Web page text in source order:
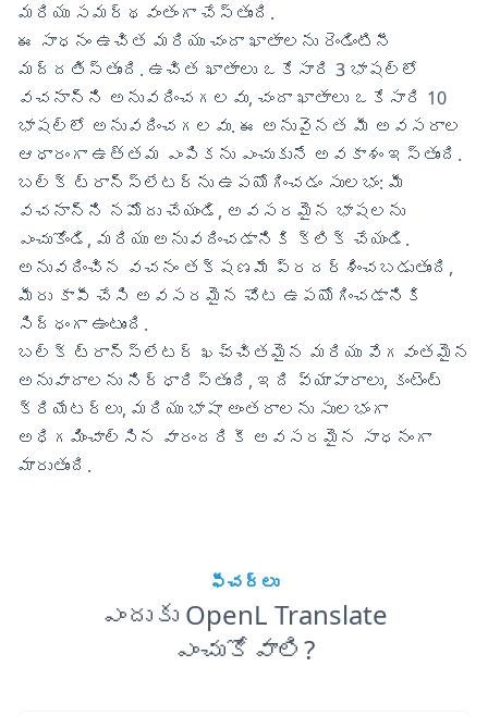
మరియు సమర్థవంతంగా చేస్తుంది.
ఈ సాధనం ఉచిత మరియు చందా ఖాతాలను రెండింటినీ
మద్దతిస్తుంది. ఉచిత ఖాతాలు ఒకేసారి 3 భాషల్లో
వచనాన్ని అనువదించగలవు, చందా ఖాతాలు ఒకేసారి 10
భాషల్లో అనువదించగలవు. ఈ అనువైనత మీ అవసరాల
ఆధారంగా ఉత్తమ ఎంపికను ఎంచుకునే అవకాశం ఇస్తుంది.
బల్క్ ట్రాన్స్‌లేటర్‌ను ఉపయోగించడం సులభం: మీ
వచనాన్ని నమోదు చేయండి, అవసరమైన భాషలను
ఎంచుకోండి, మరియు అనువదించడానికి క్లిక్ చేయండి.
అనువదించిన వచనం తక్షణమే ప్రదర్శించబడుతుంది,
మీరు కాపీ చేసి అవసరమైన చోట ఉపయోగించడానికి
సిద్ధంగా ఉంటుంది.
బల్క్ ట్రాన్స్‌లేటర్ ఖచ్చితమైన మరియు వేగవంతమైన
అనువాదాలను నిర్ధారిస్తుంది, ఇది వ్యాపారాలు, కంటెంట్
క్రియేటర్లు, మరియు భాషా అంతరాలను సులభంగా
అధిగమించాల్సిన వారందరికీ అవసరమైన సాధనంగా
మారుతుంది.
ఫీచర్లు
ఎందుకు OpenL Translate
ఎంచుకోవాలి?